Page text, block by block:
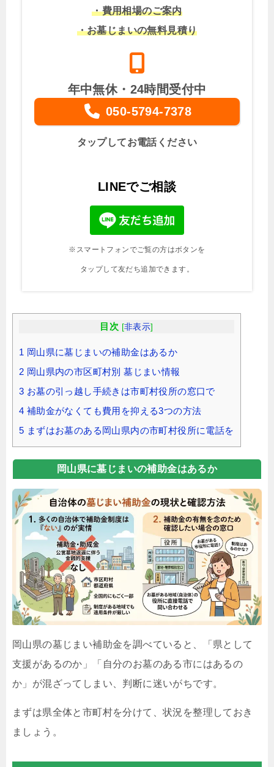
・費用相場のご案内
・お墓じまいの無料見積り
年中無休・24時間受付中
050-5794-7378
タップしてお電話ください
LINEでご相談
※スマートフォンでご覧の方はボタンを
タップして友だち追加できます。
目次 [非表示]
1 岡山県に墓じまいの補助金はあるか
2 岡山県内の市区町村別 墓じまい情報
3 お墓の引っ越し手続きは市町村役所の窓口で
4 補助金がなくても費用を抑える3つの方法
5 まずはお墓のある岡山県内の市町村役所に電話を
岡山県に墓じまいの補助金はあるか
岡山県の墓じまい補助金を調べていると、「県として
支援があるのか」「自分のお墓のある市にはあるの
か」が混ざってしまい、判断に迷いがちです。
まずは県全体と市町村を分けて、状況を整理しておき
ましょう。